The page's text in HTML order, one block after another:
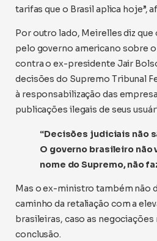
tarifas que o Brasil aplica hoje”,
Por outro lado, Meirelles diz
pelo governo americano sobre
contra o ex-presidente Jair
decisões do Supremo Tribunal
à responsabilização das
publicações ilegais de seus
“Decisões judiciais não
O governo brasileiro não
nome do Supremo, não
Mas o ex-ministro também não
caminho da retaliação com a
brasileiras, caso as negociações
conclusão.